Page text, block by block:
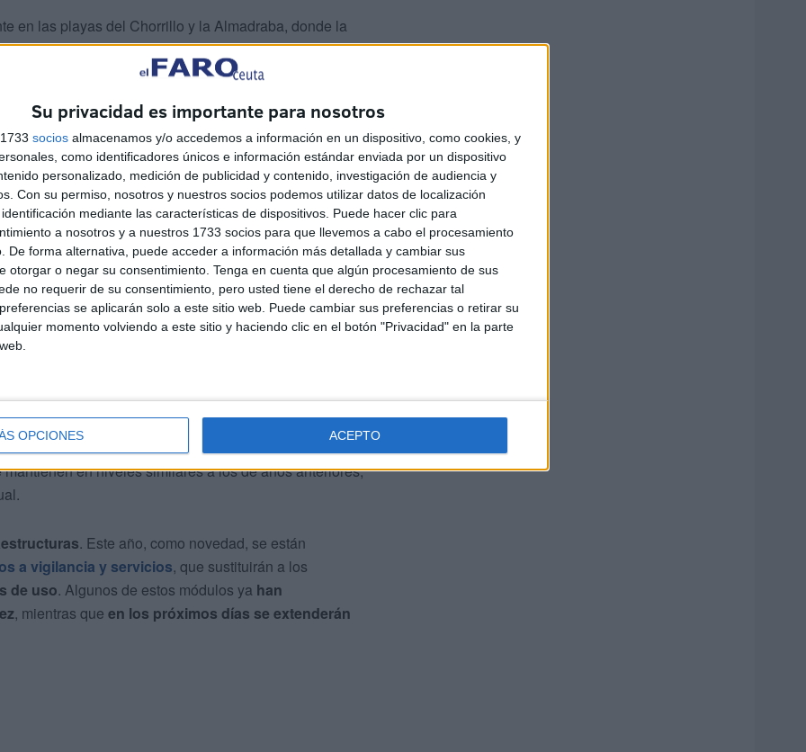
Su privacidad es importante para nosotros
socios almacenamos y/o accedemos a información en un dispositivo, como cookies, y
como identificadores únicos e información estándar enviada por un dispositivo
personalizado, medición de publicidad y contenido, investigación de audiencia y
Con su permiso, nosotros y nuestros socios podemos utilizar datos de localización
mediante las características de dispositivos. Puede hacer clic para
a nosotros y a nuestros 1733 socios para que llevemos a cabo el procesamiento
De forma alternativa, puede acceder a información más detallada y cambiar sus
otorgar o negar su consentimiento. Tenga en cuenta que algún procesamiento de sus
no requerir de su consentimiento, pero usted tiene el derecho de rechazar tal
se aplicarán solo a este sitio web. Puede cambiar sus preferencias o retirar su
momento volviendo a este sitio y haciendo clic en el botón "Privacidad" en la parte
OPCIONES ACEPTO
en las playas del Chorrillo y la Almadraba, donde la
última, según ha detallado Ramírez, algunas zonas
obligado a una intervención más intensa.
necesaria una aportación adicional de arena , ya que
que su estado es adecuado. Tambiénse contemplan
Benítez o San Amaro, en función de las
al millón y medio de euros destinada a los
como elsocorrismo, que supone la mayor parte
como el balizamiento o el mantenimiento
mantienen en niveles similares a los de años anteriores,
. Este año, como novedad, se están
a vigilancia y servicios, que sustituirán a los
de uso. Algunos de estos módulos ya han
, mientras que en los próximos días se extenderán